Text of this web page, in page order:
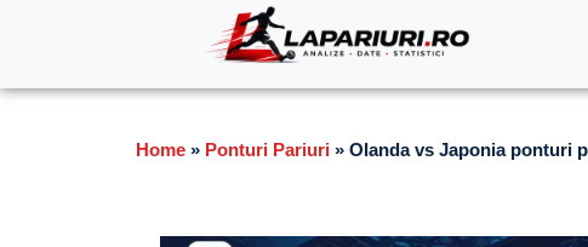
Home » Ponturi Pariuri » Olanda vs Japonia ponturi